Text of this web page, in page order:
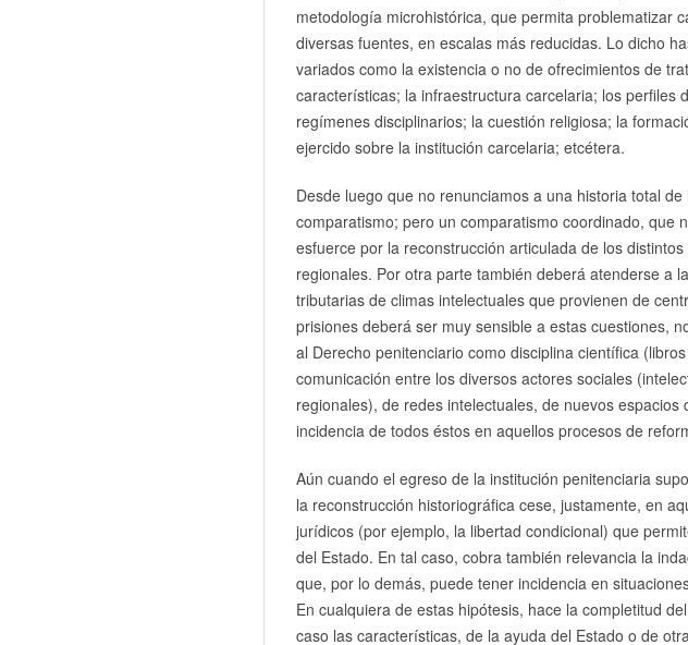
metodología microhistórica, que permita problematizar
diversas fuentes, en escalas más reducidas. Lo dicho
variados como la existencia o no de ofrecimientos de
características; la infraestructura carcelaria; los perfiles
regímenes disciplinarios; la cuestión religiosa; la
ejercido sobre la institución carcelaria; etcétera.
Desde luego que no renunciamos a una historia total
comparatismo; pero un comparatismo coordinado, que
esfuerce por la reconstrucción articulada de los
regionales. Por otra parte también deberá atenderse a
tributarias de climas intelectuales que provienen de
prisiones deberá ser muy sensible a estas cuestiones,
al Derecho penitenciario como disciplina científica
comunicación entre los diversos actores sociales
regionales), de redes intelectuales, de nuevos
incidencia de todos éstos en aquellos procesos de
Aún cuando el egreso de la institución penitenciaria
la reconstrucción historiográfica cese, justamente, en
jurídicos (por ejemplo, la libertad condicional) que
del Estado. En tal caso, cobra también relevancia la
que, por lo demás, puede tener incidencia en
En cualquiera de estas hipótesis, hace la completitud
caso las características, de la ayuda del Estado o de